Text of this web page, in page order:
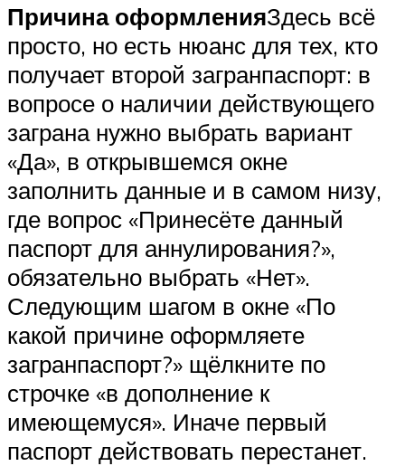
Причина оформленияЗдесь всё
просто, но есть нюанс для тех, кто
получает второй загранпаспорт: в
вопросе о наличии действующего
заграна нужно выбрать вариант
«Да», в открывшемся окне
заполнить данные и в самом низу,
где вопрос «Принесёте данный
паспорт для аннулирования?»,
обязательно выбрать «Нет».
Следующим шагом в окне «По
какой причине оформляете
загранпаспорт?» щёлкните по
строчке «в дополнение к
имеющемуся». Иначе первый
паспорт действовать перестанет.